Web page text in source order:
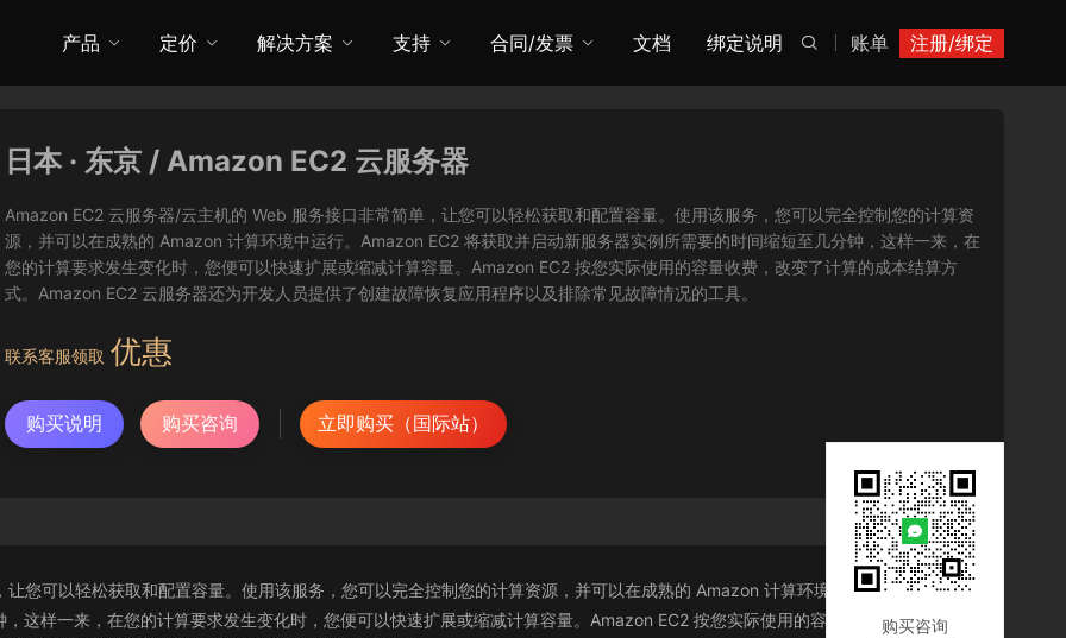
账单 注册/绑定

产品 定价 解决方案 支持 合同/发票 文档 绑定说明
日本 · 东京 / Amazon EC2 云服务器
Amazon EC2 云服务器/云主机的 Web 服务接口非常简单，让您可以轻松获取和配置容量。使用该服务，您可以完全控制您的计算资
源，并可以在成熟的 Amazon 计算环境中运行。Amazon EC2 将获取并启动新服务器实例所需要的时间缩短至几分钟，这样一来，在
您的计算要求发生变化时，您便可以快速扩展或缩减计算容量。Amazon EC2 按您实际使用的容量收费，改变了计算的成本结算方
式。Amazon EC2 云服务器还为开发人员提供了创建故障恢复应用程序以及排除常见故障情况的工具。
联系客服领取 优惠
购买说明 购买咨询 立即购买（国际站）
您可以轻松获取和配置容量。使用该服务，您可以完全控制您的计算资源，并可以在成熟的 Amazon 计算环境中运行。Amazon
这样一来，在您的计算要求发生变化时，您便可以快速扩展或缩减计算容量。Amazon EC2 按您实际使用的容量收费，改变了计
购买咨询